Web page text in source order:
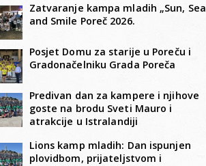
Zatvaranje kampa mladih „Sun, Sea
and Smile Poreč 2026.
Posjet Domu za starije u Poreču i
Gradonačelniku Grada Poreča
Predivan dan za kampere i njihove
goste na brodu Sveti Mauro i
atrakcije u Istralandiji
Lions kamp mladih: Dan ispunjen
plovidbom, prijateljstvom i